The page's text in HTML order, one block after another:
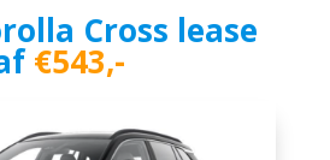
Cross lease
€543,-